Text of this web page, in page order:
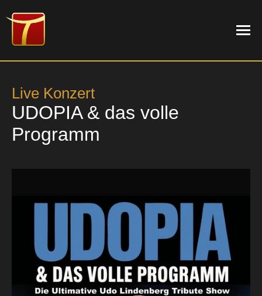
NEWS
THEATER
DIE MUSIKWERKSTATT
KONTAKT
Live Konzert
UDOPIA & das volle
Programm